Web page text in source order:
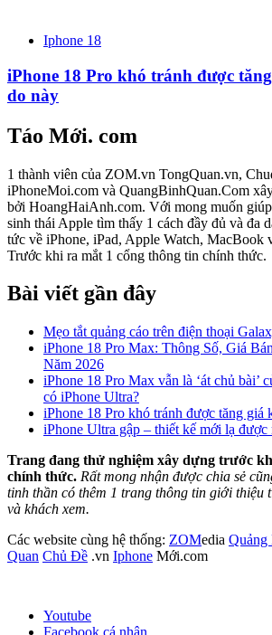
Iphone 18
iPhone 18 Pro khó tránh được
do này
Táo Mới. com
1 thành viên của ZOM.vn TongQuan.vn,
iPhoneMoi.com và QuangBinhQuan.Com
bởi HoangHaiAnh.com. Với mong muốn
sinh thái Apple tìm thấy 1 cách đầy đủ và đa
tức về iPhone, iPad, Apple Watch, MacBook
Trước khi ra mắt 1 cổng thông tin chính thức.
Bài viết gần đây
Mẹo tắt quảng cáo trên điện thoại
iPhone 18 Pro Max: Thông Số, Giá
Năm 2026
iPhone 18 Pro Max vẫn là ‘át chủ bài’
có iPhone Ultra?
iPhone 18 Pro khó tránh được tăng
iPhone Ultra gập – thiết kế mới lạ được
Trang đang thử nghiệm xây dựng trước
chính thức. Rất mong nhận được chia sẻ
tinh thần có thêm 1 trang thông tin giới thiệu
và khách xem.
Các website cùng hệ thống: ZOMedia Quảng
Quan Chủ Đề .vn Iphone Mới.com
Youtube